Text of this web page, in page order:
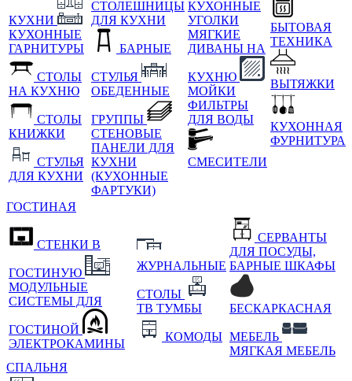
КУХНИ
КУХОННЫЕ
ГАРНИТУРЫ
СТОЛЫ
НА КУХНЮ
СТОЛЫ
КНИЖКИ
СТУЛЬЯ
ДЛЯ КУХНИ
СТОЛЕШНИЦЫ
ДЛЯ КУХНИ
БАРНЫЕ
СТУЛЬЯ
ОБЕДЕННЫЕ
ГРУППЫ
СТЕНОВЫЕ
ПАНЕЛИ ДЛЯ
КУХНИ
(КУХОННЫЕ
ФАРТУКИ)
КУХОННЫЕ
УГОЛКИ
МЯГКИЕ
ДИВАНЫ НА
КУХНЮ
МОЙКИ
ФИЛЬТРЫ
ДЛЯ ВОДЫ
СМЕСИТЕЛИ
БЫТОВАЯ
ТЕХНИКА
ВЫТЯЖКИ
КУХОННАЯ
ФУРНИТУРА
ГОСТИНАЯ
СТЕНКИ В
ГОСТИНУЮ
МОДУЛЬНЫЕ
СИСТЕМЫ ДЛЯ
ГОСТИНОЙ
ЭЛЕКТРОКАМИНЫ
ЖУРНАЛЬНЫЕ
СТОЛЫ
ТВ ТУМБЫ
КОМОДЫ
СЕРВАНТЫ
ДЛЯ ПОСУДЫ,
БАРНЫЕ ШКАФЫ
БЕСКАРКАСНАЯ
МЕБЕЛЬ
МЯГКАЯ МЕБЕЛЬ
СПАЛЬНЯ